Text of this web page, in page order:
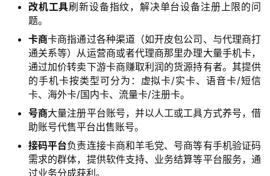
改机工具刷新设备指纹，解决单台设备注册上限的问
题。
卡商卡商指通过各种渠道（如开皮包公司、与代理商打
通关系等）从运营商或者代理商那里办理大量手机卡，
通过加价转卖下游卡商赚取利润的货源持有者。其提供
的手机卡按类型可分为：虚拟卡/实卡、语音卡/短信
卡、海外卡/国内卡、流量卡/注册卡。
号商大量注册平台账号，并以人工或工具方式养号，借
助账号代售平台出售账号。
接码平台负责连接卡商和羊毛党、号商等有手机验证码
需求的群体，提供软件支持、业务结算等平台服务，通
过业务分成获利。